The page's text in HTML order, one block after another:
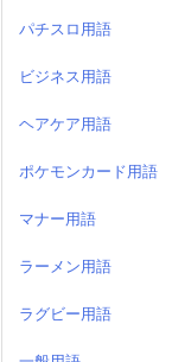
パチスロ用語
ビジネス用語
ヘアケア用語
ポケモンカード用語
マナー用語
ラーメン用語
ラグビー用語